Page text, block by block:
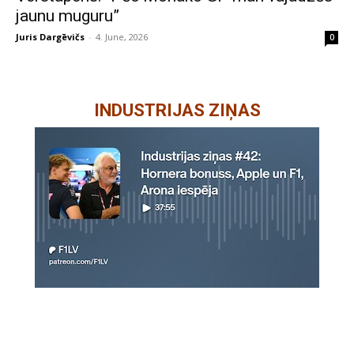
jaunu muguru”
Juris Dargēvičs - 4. June, 2026 0
INDUSTRIJAS ZIŅAS